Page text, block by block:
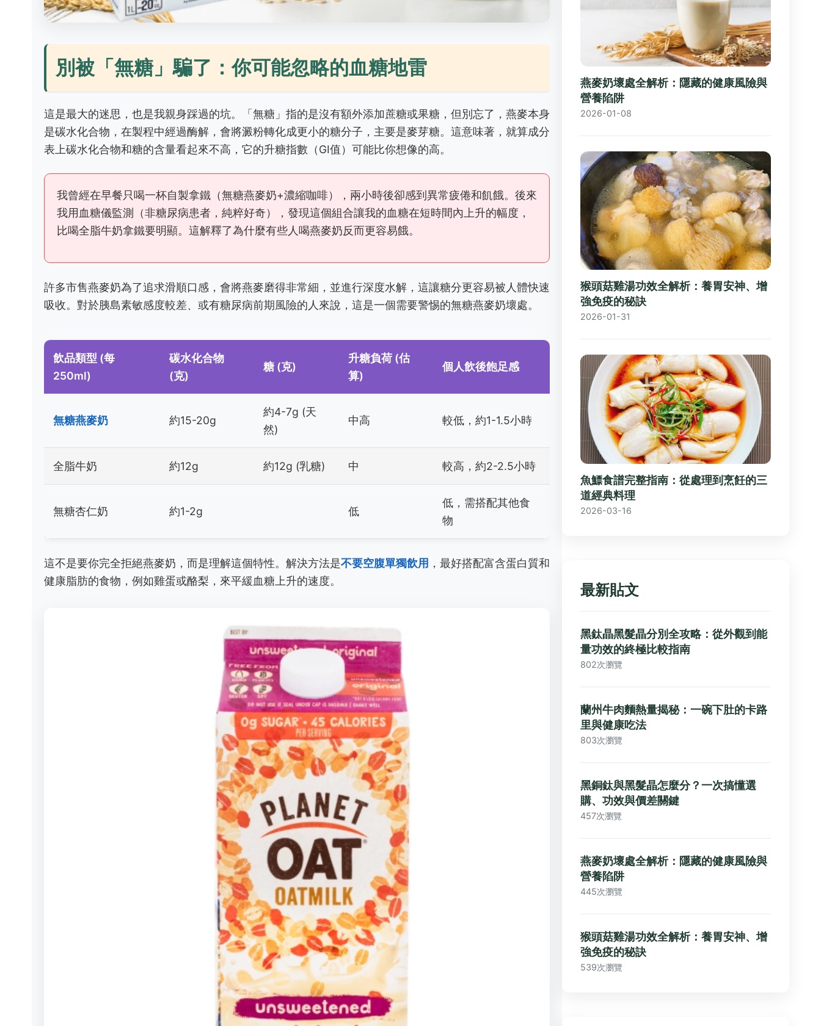
別被「無糖」騙了：你可能忽略的血糖地雷
這是最大的迷思，也是我親身踩過的坑。「無糖」指的是沒有額外添加蔗糖或果糖，但別忘了，燕麥本身
是碳水化合物，在製程中經過酶解，會將澱粉轉化成更小的糖分子，主要是麥芽糖。這意味著，就算成分
表上碳水化合物和糖的含量看起來不高，它的升糖指數（GI值）可能比你想像的高。
我曾經在早餐只喝一杯自製拿鐵（無糖燕麥奶+濃縮咖啡），兩小時後卻感到異常疲倦和飢餓。後來
我用血糖儀監測（非糖尿病患者，純粹好奇），發現這個組合讓我的血糖在短時間內上升的幅度，
比喝全脂牛奶拿鐵要明顯。這解釋了為什麼有些人喝燕麥奶反而更容易餓。
許多市售燕麥奶為了追求滑順口感，會將燕麥磨得非常細，並進行深度水解，這讓糖分更容易被人體快速
吸收。對於胰島素敏感度較差、或有糖尿病前期風險的人來說，這是一個需要警惕的無糖燕麥奶壞處。
飲品類型 (每
250ml)
碳水化合物
(克)
糖 (克)
升糖負荷 (估
算)
個人飲後飽足感
無糖燕麥奶 約15-20g
約4-7g (天
然)
中高 較低，約1-1.5小時
全脂牛奶 約12g 約12g (乳糖) 中 較高，約2-2.5小時
無糖杏仁奶 約1-2g 低
低，需搭配其他食
物
這不是要你完全拒絕燕麥奶，而是理解這個特性。解決方法是不要空腹單獨飲用 ，最好搭配富含蛋白質和
健康脂肪的食物，例如雞蛋或酪梨，來平緩血糖上升的速度。
燕麥奶壞處全解析：隱藏的健康風險與
營養陷阱
2026-01-08
猴頭菇雞湯功效全解析：養胃安神、增
強免疫的秘訣
2026-01-31
魚鰾食譜完整指南：從處理到烹飪的三
道經典料理
2026-03-16
最新貼文
黑鈦晶黑髮晶分別全攻略：從外觀到能
量功效的終極比較指南
802次瀏覽
蘭州牛肉麵熱量揭秘：一碗下肚的卡路
里與健康吃法
803次瀏覽
黑銅鈦與黑髮晶怎麼分？一次搞懂選
購、功效與價差關鍵
457次瀏覽
燕麥奶壞處全解析：隱藏的健康風險與
營養陷阱
445次瀏覽
猴頭菇雞湯功效全解析：養胃安神、增
強免疫的秘訣
539次瀏覽